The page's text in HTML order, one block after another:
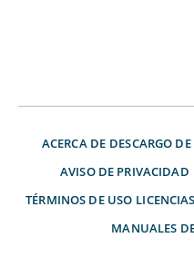
ACERCA DE DESCARGO
AVISO DE PRIVACIDAD
TÉRMINOS DE USO LICENCIAS
MANUALES